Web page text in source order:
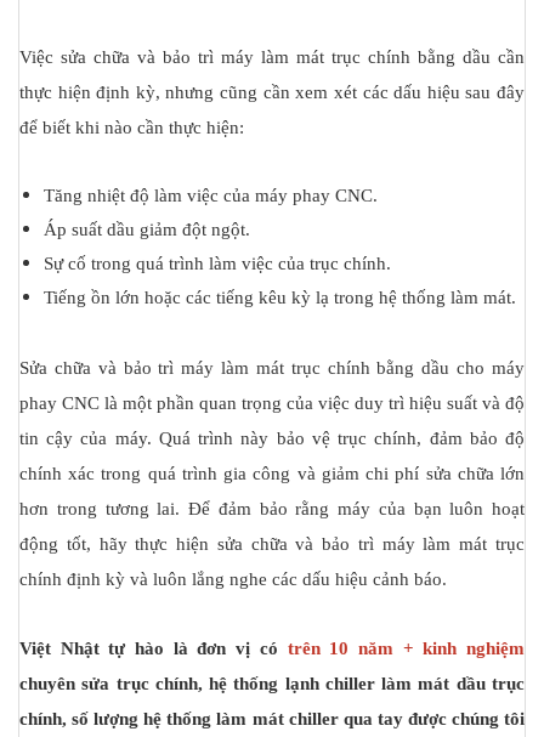
Việc sửa chữa và bảo trì máy làm mát trục chính bằng dầu cần
thực hiện định kỳ, nhưng cũng cần xem xét các dấu hiệu sau đây
để biết khi nào cần thực hiện:
Tăng nhiệt độ làm việc của máy phay CNC.
Áp suất dầu giảm đột ngột.
Sự cố trong quá trình làm việc của trục chính.
Tiếng ồn lớn hoặc các tiếng kêu kỳ lạ trong hệ thống làm mát.
Sửa chữa và bảo trì máy làm mát trục chính bằng dầu cho máy
phay CNC là một phần quan trọng của việc duy trì hiệu suất và độ
tin cậy của máy. Quá trình này bảo vệ trục chính, đảm bảo độ
chính xác trong quá trình gia công và giảm chi phí sửa chữa lớn
hơn trong tương lai. Để đảm bảo rằng máy của bạn luôn hoạt
động tốt, hãy thực hiện sửa chữa và bảo trì máy làm mát trục
chính định kỳ và luôn lắng nghe các dấu hiệu cảnh báo.
Việt Nhật tự hào là đơn vị có trên 10 năm + kinh nghiệm
chuyên sửa trục chính, hệ thống lạnh chiller làm mát dầu trục
chính, số lượng hệ thống làm mát chiller qua tay được chúng tôi